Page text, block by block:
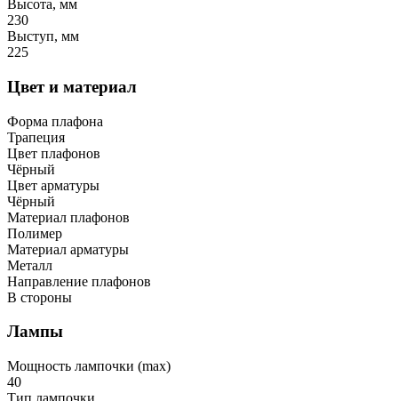
Высота, мм
230
Выступ, мм
225
Цвет и материал
Форма плафона
Трапеция
Цвет плафонов
Чёрный
Цвет арматуры
Чёрный
Материал плафонов
Полимер
Материал арматуры
Металл
Направление плафонов
В стороны
Лампы
Мощность лампочки (max)
40
Тип лампочки